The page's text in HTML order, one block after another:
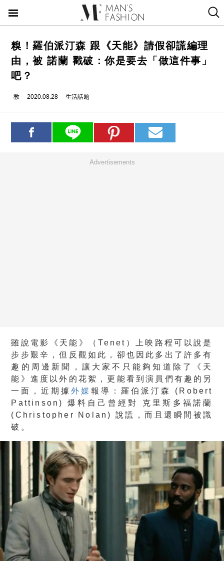
糗！羅伯派汀森 跟《天能》請假卻謊編理
由，被 諾蘭 戳破：你是要去「做這件事」
吧？
教 2020.08.28 生活話題
Advertisements
雖說電影《天能》（Tenet）上映路程可以說是
步步艱辛，但反觀如此，卻也因此多出了許多有
趣的周邊新聞，讓大家不只能夠知道除了《天
能》進度以外的花絮，更能看到演員們有趣的另
一面，近期據外媒報導：羅伯派汀森 (Robert
Pattinson) 爆料自己曾經對 克里斯多福諾蘭
(Christopher Nolan) 說謊，而且還瞬間被識
破。